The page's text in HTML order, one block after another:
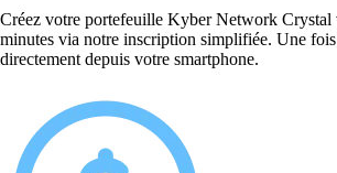
Créez votre portefeuille Kyber Network Crystal
minutes via notre inscription simplifiée. Une
directement depuis votre smartphone.